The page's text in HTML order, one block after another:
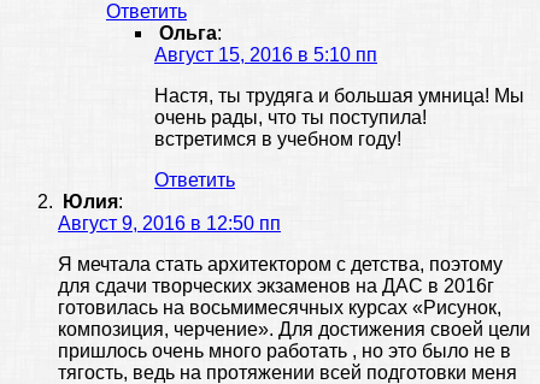
Ответить
Ольга:
Август 15, 2016 в 5:10 пп
Настя, ты трудяга и большая умница! Мы
очень рады, что ты поступила!
встретимся в учебном году!
Ответить
Юлия:
Август 9, 2016 в 12:50 пп
Я мечтала стать архитектором с детства, поэтому
для сдачи творческих экзаменов на ДАС в 2016г
готовилась на восьмимесячных курсах «Рисунок,
композиция, черчение». Для достижения своей цели
пришлось очень много работать , но это было не в
тягость, ведь на протяжении всей подготовки меня